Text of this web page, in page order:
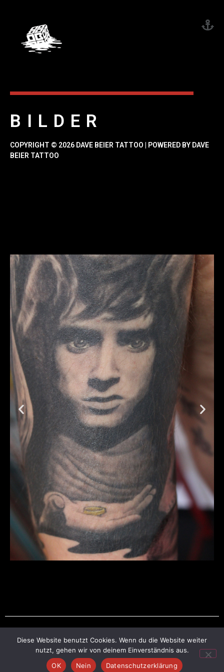
BILDER
COPYRIGHT © 2026 DAVE BEIER TATTOO | POWERED BY DAVE
BEIER TATTOO
Impressum
Copyright © 2026 Dave Beier Tattoo | Powered by Dave Beier Tattoo
Diese Website benutzt Cookies. Wenn du die Website weiter
nutzt, gehen wir von deinem Einverständnis aus.
OK
Nein Datenschutzerklärung